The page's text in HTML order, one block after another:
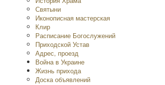
Святыни
Иконописная мастерская
Клир
Расписание Богослужений
Приходской Устав
Адрес, проезд
Война в Украине
Жизнь прихода
Доска объявлений